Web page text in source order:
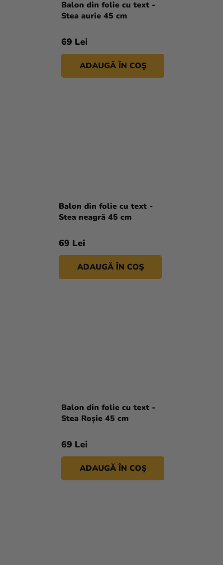
Balon din folie cu text -
Stea aurie 45 cm
69 Lei
ADAUGĂ ÎN COŞ
Balon din folie cu text -
Stea neagră 45 cm
69 Lei
ADAUGĂ ÎN COŞ
Balon din folie cu text -
Stea Roșie 45 cm
69 Lei
ADAUGĂ ÎN COŞ